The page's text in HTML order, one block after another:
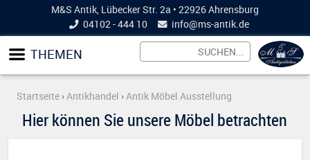
M&S Antik, Lübecker Str. 2a • 22926 Ahrensburg
04102 - 444 10
info@ms-antik.de
THEMEN
Startseite ›Antikhandel ›Antik Möbel Ausstellung
Hier können Sie unsere Möbel betrachten